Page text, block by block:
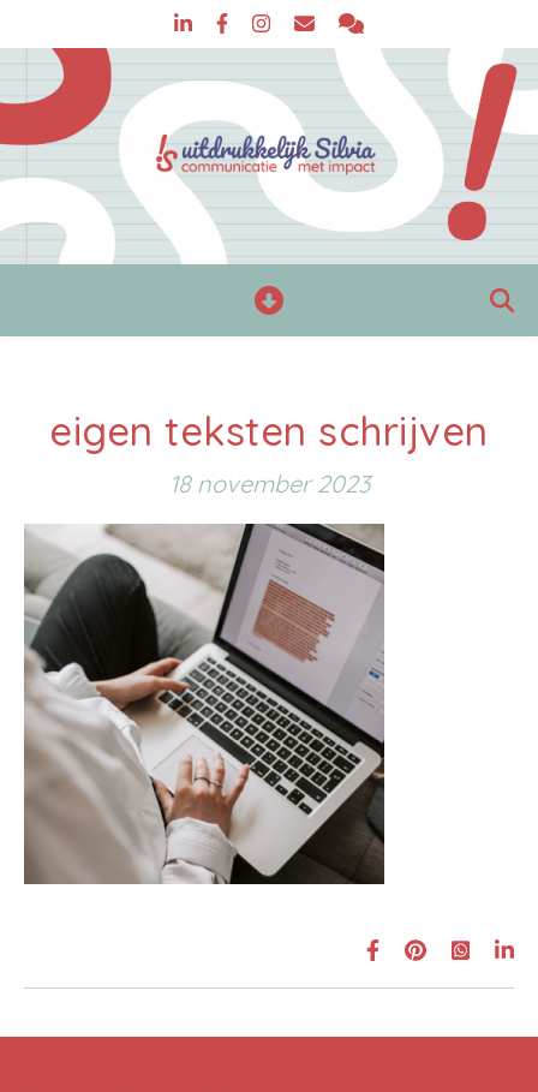
eigen teksten schrijven
18 november 2023